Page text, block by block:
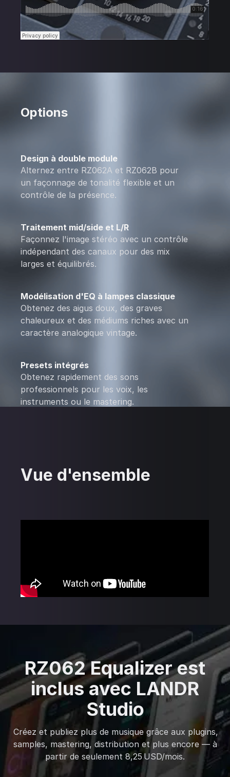
Options
Design à double module
Alternez entre RZ062A et RZ062B pour
un façonnage de tonalité flexible et un
contrôle de la présence.
Traitement mid/side et L/R
Façonnez l'image stéréo avec un contrôle
indépendant des canaux pour des mix
larges et équilibrés.
Modélisation d'EQ à lampes classique
Obtenez des aigus doux, des graves
chaleureux et des médiums riches avec un
caractère analogique vintage.
Presets intégrés
Obtenez rapidement des sons
professionnels pour les voix, les
instruments ou le mastering.
Vue d'ensemble
RZ062 Equalizer est
inclus avec LANDR
Studio
Créez et publiez plus de musique grâce aux plugins,
samples, mastering, distribution et plus encore — à
partir de seulement 8,25 USD/mois.